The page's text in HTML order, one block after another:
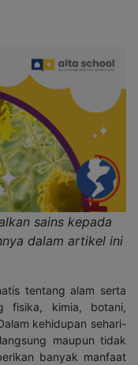
sains kepada
dalam artikel ini
tentang alam serta
fisika, kimia, botani,
kehidupan sehari-
maupun tidak
banyak manfaat